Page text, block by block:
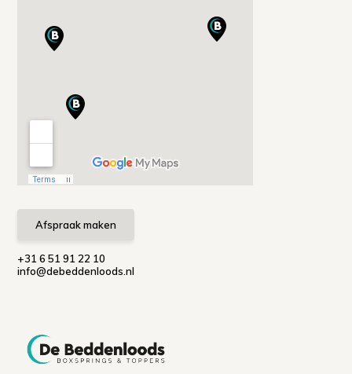
Afspraak maken
+31 6 51 91 22 10
info@debeddenloods.nl